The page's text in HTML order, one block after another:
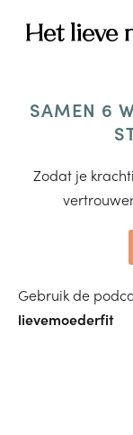
Het lieve
SAMEN 6
Zodat je
Gebruik de
lievemoederfit